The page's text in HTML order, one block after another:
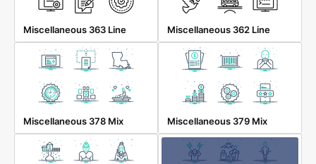
Miscellaneous 363 Line Miscellaneous 362 Line
Miscellaneous 378 Mix Miscellaneous 379 Mix